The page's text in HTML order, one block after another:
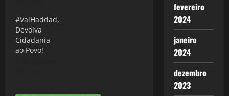
#VaiHaddad,
Devolva
Cidadania
ao Povo!
fevereiro
2024
janeiro
2024
dezembro
2023